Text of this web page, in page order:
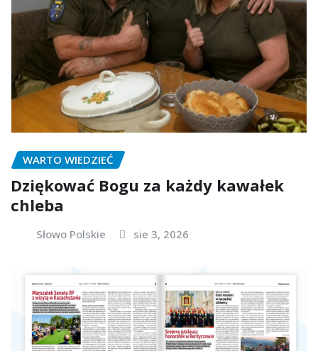
WARTO WIEDZIEĆ
Dziękować Bogu za każdy kawałek
chleba
Słowo Polskie sie 3, 2026